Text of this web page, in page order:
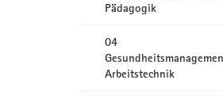
Pädagogik
04
Arbeitstechnik